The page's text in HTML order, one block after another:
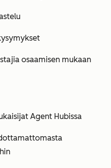
osaamisen mukaan
Agent Hubissa